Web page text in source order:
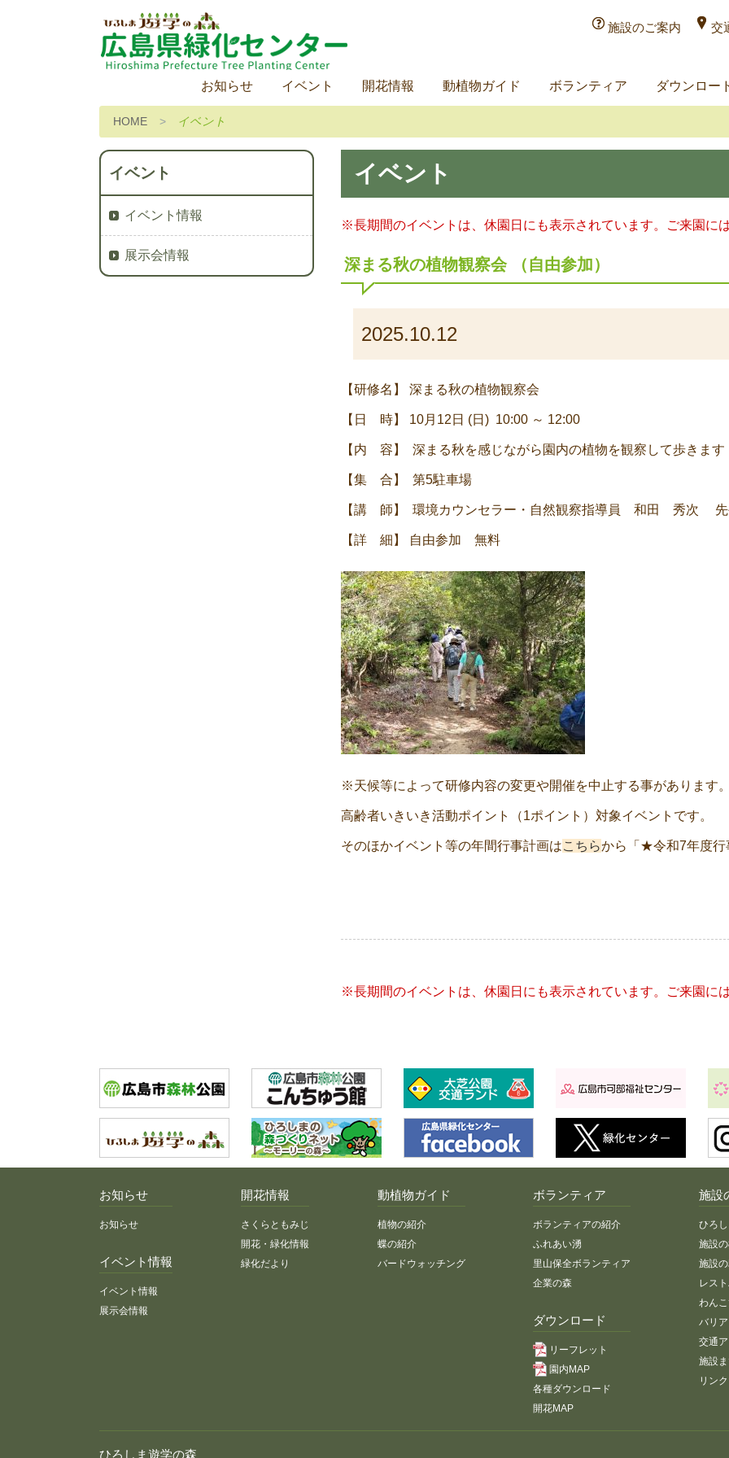
施設のご案内 交
お知らせ イベント 開花情報 動植物ガイド ボランティア ダウンロー
HOME イベント
イベント
※長期間のイベントは、休園日にも表示されています。ご来園に
深まる秋の植物観察会 （自由参加）
2025.10.12
Event
【研修名】 深まる秋の植物観察会
【日 時】 10月12日 (日) 10:00 ～ 12:00
【内 容】 深まる秋を感じながら園内の植物を観察して歩きます
【集 合】 第5駐車場
【講 師】 環境カウンセラー・自然観察指導員 和田 秀次
【詳 細】 自由参加 無料
※天候等によって研修内容の変更や開催を中止する事があります
高齢者いきいき活動ポイント（1ポイント）対象イベントです。
そのほかイベント等の年間行事計画はこちらから「★令和7年度行
※長期間のイベントは、休園日にも表示されています。ご来園に
イベント
イベント情報
展示会情報
お知らせ
お知らせ
イベント情報
イベント情報
展示会情報
開花情報
さくらともみじ
開花・緑化情報
緑化だより
動植物ガイド
植物の紹介
蝶の紹介
バードウォッチング
ボランティア
ボランティアの紹介
ふれあい湧
里山保全ボランティア
企業の森
ダウンロード
リーフレット
園内MAP
各種ダウンロード
開花MAP
施設
ひろ
施設
施設
レス
わん
バリ
交通
施設
リンク
ひろしま遊学の森